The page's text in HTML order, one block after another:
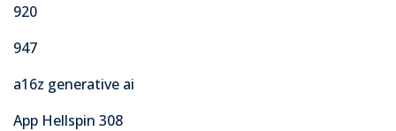
920
947
a16z generative ai
App Hellspin 308